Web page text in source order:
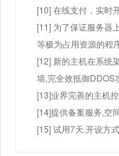
[10] 在线支付，实时
[11] 为了保证服务器
等极为占用资源的程序
[12] 新的主机在系统
墙,完全效抵御DDOS
[13]业界完善的主机
[14]提供备案服务,空
[15] 试用7天.开设方